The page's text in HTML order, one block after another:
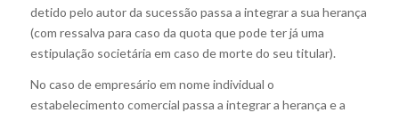
detido pelo autor da sucessão passa a integrar a sua herança
(com ressalva para caso da quota que pode ter já uma
estipulação societária em caso de morte do seu titular).
No caso de empresário em nome individual o
estabelecimento comercial passa a integrar a herança e a